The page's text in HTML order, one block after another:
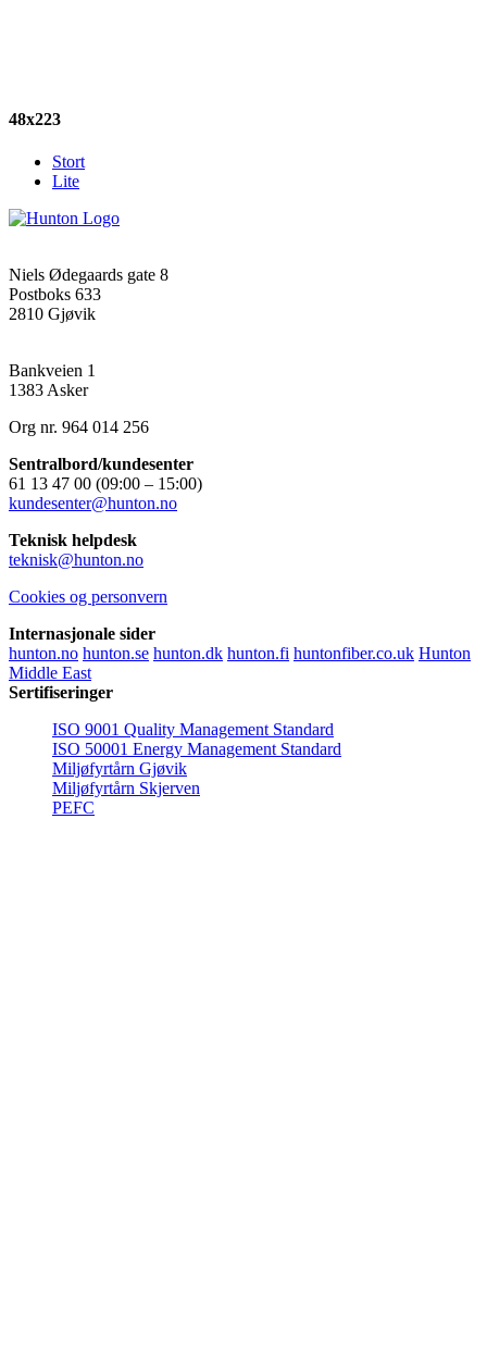
48x223
Stort
Lite
Niels Ødegaards gate 8
Postboks 633
2810 Gjøvik
Bankveien 1
1383 Asker
Org nr. 964 014 256
Sentralbord/kundesenter
61 13 47 00 (09:00 – 15:00)
kundesenter@hunton.no
Teknisk helpdesk
teknisk@hunton.no
Cookies og personvern
Internasjonale sider
hunton.no hunton.se hunton.dk hunton.fi huntonfiber.co.uk Hunton
Middle East
Sertifiseringer
ISO 9001 Quality Management Standard
ISO 50001 Energy Management Standard
Miljøfyrtårn Gjøvik
Miljøfyrtårn Skjerven
PEFC